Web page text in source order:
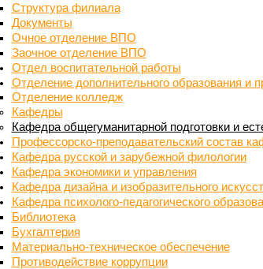
Структура филиала
Документы
Очное отделение ВПО
Заочное отделение ВПО
Отдел воспитательнойработы
Отделение дополнительного образования и
Отделение колледж
Кафедры
Кафедра общегуманитарной подготовки и
Профессорско-преподавательский состав
Кафедра русской и зарубежной филологии
Кафедра экономики и управления
Кафедра дизайна и изобразительного
Кафедра психолого-педагогического
Библиотека
Бухгалтерия
Материально-техническое обеспечение
Противодействие коррупции